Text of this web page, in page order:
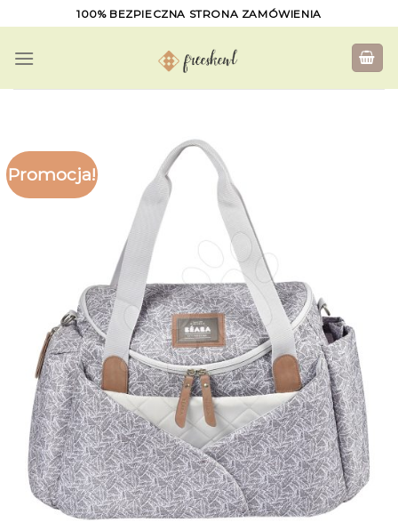
to
content
100% BEZPIECZNA STRONA ZAMÓWIENIA
Promocja!